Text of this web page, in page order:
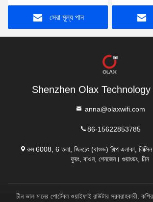
AX6 PRO
সেরা মূল্য পান
Shenzhen Olax
anna@olaxwifi.com
86-15622853785
রুম 6008, 6 তলা, জিনচেং (বাওড) শিল্প এলাকা,
ফুয়ং, বাওন, শেনজেন। গুয়াংডং, চীন
চীন ভাল মানের পোর্টেবল ওয়াইফাই রাউটার সরবরাহকারী.